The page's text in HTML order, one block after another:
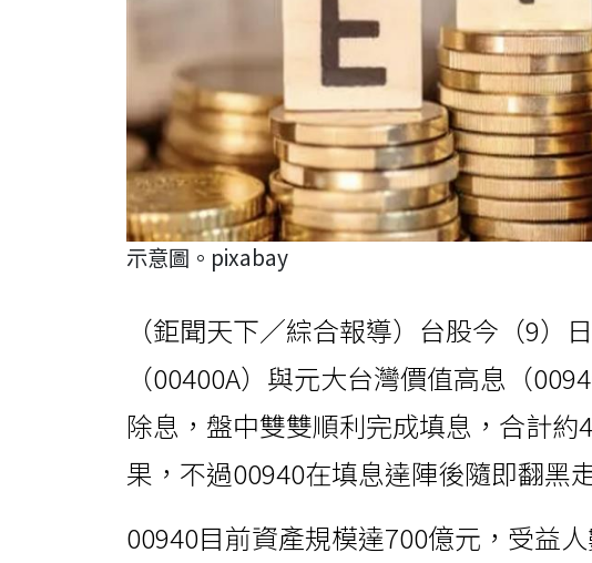
示意圖。pixabay
（鉅聞天下／綜合報導）台股今（9）
（00400A）與元大台灣價值高息（
除息，盤中雙雙順利完成填息，合計
果，不過00940在填息達陣後隨即翻黑
00940目前資產規模達700億元，受益